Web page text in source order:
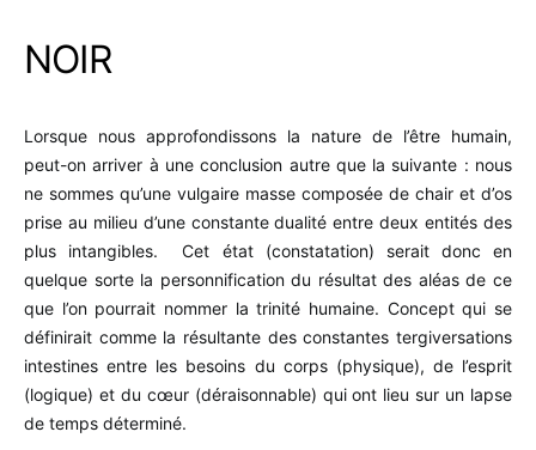
NOIR
Lorsque nous approfondissons la nature de l’être humain,
peut-on arriver à une conclusion autre que la suivante : nous
ne sommes qu’une vulgaire masse composée de chair et d’os
prise au milieu d’une constante dualité entre deux entités des
plus intangibles. Cet état (constatation) serait donc en
quelque sorte la personnification du résultat des aléas de ce
que l’on pourrait nommer la trinité humaine. Concept qui se
définirait comme la résultante des constantes tergiversations
intestines entre les besoins du corps (physique), de l’esprit
(logique) et du cœur (déraisonnable) qui ont lieu sur un lapse
de temps déterminé.